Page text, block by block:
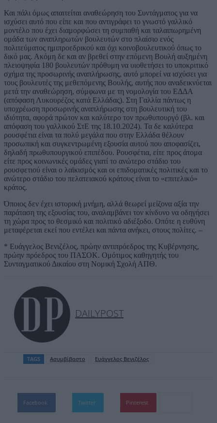
Και πάλι όμως απαιτείται αναθεώρηση του Συντάγματος για να
ισχύσει αυτό που είπε και που αντιγράφει το γνωστό γαλλικό
μοντέλο που έχει διαμορφώσει τη συμπαθή και ταλαιπωρημένη
ομάδα των αναπληρωτών βουλευτών στο πλαίσιο ενός
πολιτεύματος ημιπροεδρικού και όχι κοινοβουλευτικού όπως το
δικό μας. Ακόμη δε και αν βρεθεί στην επόμενη Βουλή αυξημένη
πλειοψηφία 180 βουλευτών πρόθυμη να υιοθετήσει το υποκριτικό
σχήμα της προσωρινής αναπλήρωσης, αυτό μπορεί να ισχύσει για
τους βουλευτές της μεθεπόμενης Βουλής, αυτής που αναδεικνύεται
μετά την αναθεώρηση, σύμφωνα με τη νομολογία του ΕΔΔΑ
(απόφαση Λυκουρέζος κατά Ελλάδας). Στη Γαλλία πάντως η
υποχρέωση προσωρινής αναπλήρωσης στη βουλευτική του
ιδιότητα, αφορά πρώτον και καλύτερο τον πρωθυπουργό (βλ. και
απόφαση του γαλλικού ΣτΕ της 18.10.2024). Τα δε καλύτερα
ρουσφέτια είναι τα πολύ μεγάλα που στην Ελλάδα θέλουν
προσωπική και συγκεντρωμένη εξουσία αυτού που αποφασίζει,
δηλαδή πρωθυπουργικού επιπέδου. Ρουσφέτια, είτε προς άτομα
είτε προς κοινωνικές ομάδες γιατί το ανώτερο στάδιο του
ρουσφετιού είναι ο λαϊκισμός και οι επιδοματικές πολιτικές και το
ανώτερο στάδιο του πελατειακού κράτους είναι το «επιτελικό»
κράτος.
Όποιος δεν έχει ιστορική μνήμη, αλλά θεωρεί μείζονα αξία την
παράταση της εξουσίας του, αναλαμβάνει τον κίνδυνο να οδηγήσει
τη χώρα προς το θεσμικό και πολιτικό αδιέξοδο. Οπότε η ευθύνη
μεταφέρεται εκεί που εντέλει και πάντα ανήκει, στους πολίτες. –
* Ευάγγελος Βενιζέλος, πρώην αντιπρόεδρος της Κυβέρνησης,
πρώην πρόεδρος του ΠΑΣΟΚ. Ομότιμος καθηγητής του
Συνταγματικού Δικαίου στη Νομική Σχολή ΑΠΘ.
DAILYPOST
TAGS Ασυμβίβαστο Ευάγγελος Βενιζέλος
Facebook Twitter Pinterest